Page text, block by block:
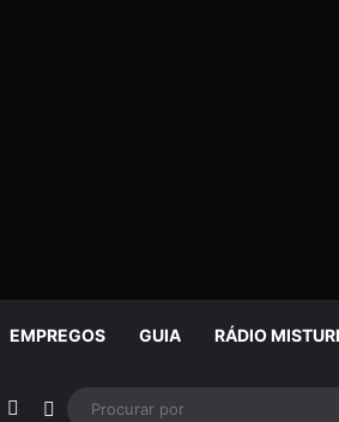
EMPREGOS GUIA RÁDIO
Rádio Switch skin